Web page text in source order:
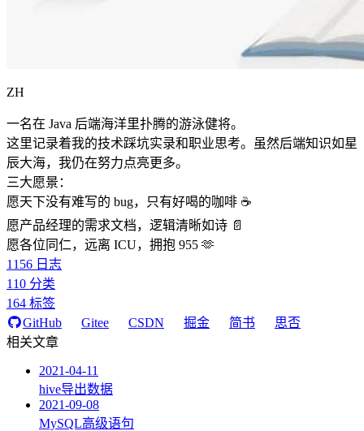
ZH
一名在 Java 后端海洋里扑腾的游泳健将。
这里记录着我的技术踩坑实录和职业思考。虽然后端知识如星
辰大海，我仍在努力点亮更多。
三大愿景：
愿天下没有难写的 bug，只有好喝的咖啡 ☕️
愿产品经理的需求文档，逻辑清晰如诗 📄
愿各位同仁，远离 ICU，拥抱 955 🫶
1156 日志
110 分类
164 标签
GitHub
Gitee CSDN 掘金 简书
思否
相关文章
2021-04-11
hive导出数据
2021-09-08
MySQL高级语句